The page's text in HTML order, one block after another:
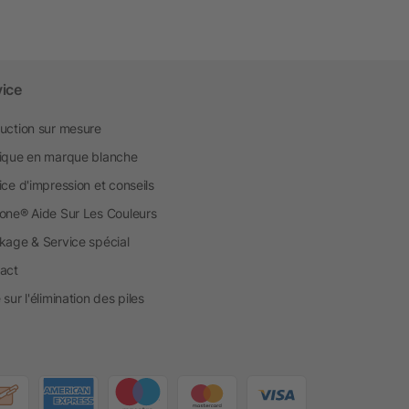
sur mesure
en marque blanche
d'impression et conseils
Aide Sur Les Couleurs
& Service spécial
l'élimination des piles